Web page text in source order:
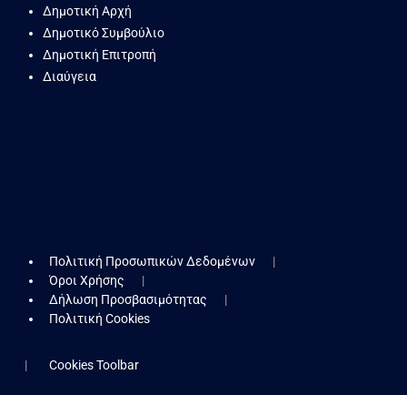
Δημοτική Αρχή
Δημοτικό Συμβούλιο
Δημοτική Επιτροπή
Διαύγεια
Πολιτική Προσωπικών Δεδομένων
Όροι Χρήσης
Δήλωση Προσβασιμότητας
Πολιτική Cookies
Cookies Toolbar